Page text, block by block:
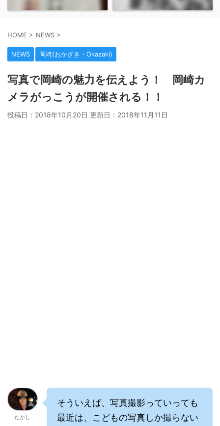
HOME > NEWS >
NEWS 岡崎(おかざき・Okazaki)
写真で岡崎の魅力を伝えよう！ 岡崎カ
メラがっこうが開催される！！
投稿日：2018年10月20日 更新日： 2018年11月11日
たかし
そういえば、写真撮影っていっても
最近は、こどもの写真しか撮らない